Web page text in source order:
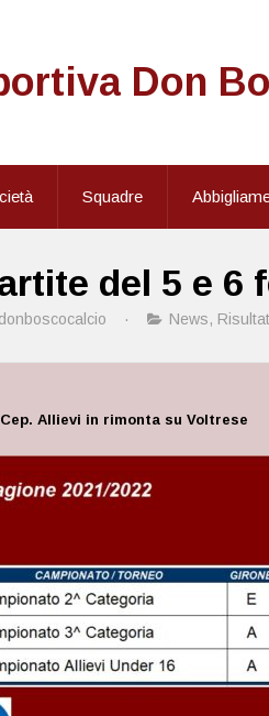
Don
Squadre
del 5 e 6
donboscocalcio · News,
Allievi in rimonta su Voltrese